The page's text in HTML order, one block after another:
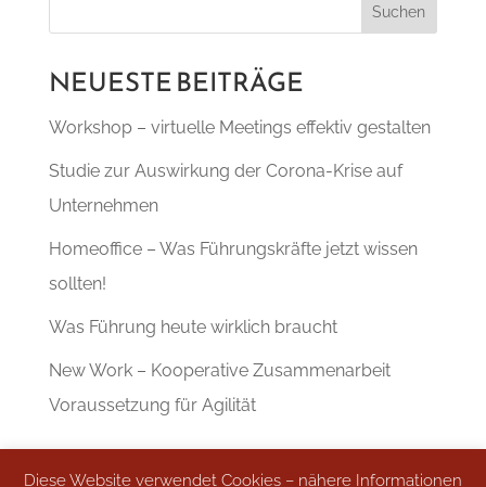
NEUESTE BEITRÄGE
Workshop – virtuelle Meetings effektiv gestalten
Studie zur Auswirkung der Corona-Krise auf
Unternehmen
Homeoffice – Was Führungskräfte jetzt wissen
sollten!
Was Führung heute wirklich braucht
New Work – Kooperative Zusammenarbeit
Voraussetzung für Agilität
Diese Website verwendet Cookies – nähere Informationen